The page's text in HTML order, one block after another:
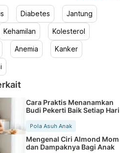
Diabetes Jantung
Kehamilan Kolesterol
Anemia Kanker
Cara Praktis Menanamkan
Budi Pekerti Baik Setiap Hari
Pola Asuh Anak
Mengenal Ciri Almond Mom
dan Dampaknya Bagi Anak